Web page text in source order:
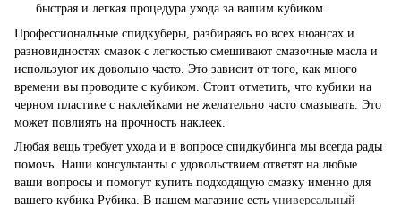
быстрая и легкая процедура ухода за вашим кубиком.
Профессиональные спидкуберы, разбираясь во всех нюансах и
разновидностях смазок с легкостью смешивают смазочные масла и
используют их довольно часто. Это зависит от того, как много
времени вы проводите с кубиком. Стоит отметить, что кубики на
черном пластике с наклейками не желательно часто смазывать. Это
может повлиять на прочность наклеек.
Любая вещь требует ухода и в вопросе спидкубинга мы всегда рады
помочь. Наши консультанты с удовольствием ответят на любые
ваши вопросы и помогут купить подходящую смазку именно для
вашего кубика Рубика. В нашем магазине есть универсальный